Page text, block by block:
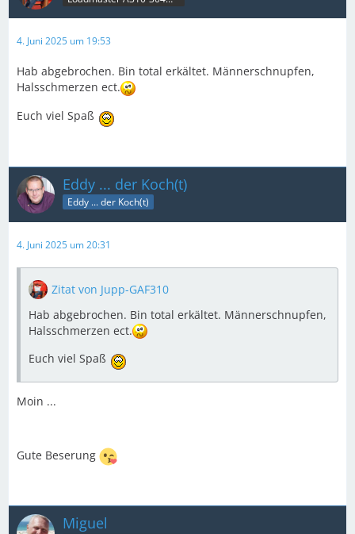
4. Juni 2025 um 19:53
Hab abgebrochen. Bin total erkältet. Männerschnupfen,
Halsschmerzen ect.
Euch viel Spaß
Eddy ... der Koch(t)
Eddy ... der Koch(t)
4. Juni 2025 um 20:31
Zitat von Jupp-GAF310
Hab abgebrochen. Bin total erkältet. Männerschnupfen,
Halsschmerzen ect.
Euch viel Spaß
Moin ...
Gute Beserung
Miguel